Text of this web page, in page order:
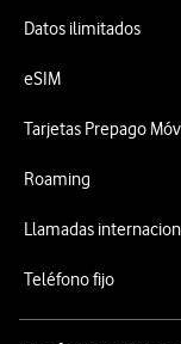
Datos ilimitados
eSIM
Tarjetas Prepago
Roaming
Llamadas
Teléfono fijo